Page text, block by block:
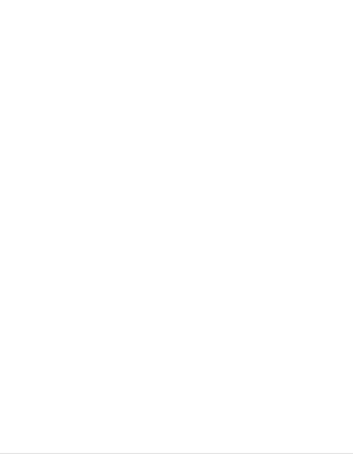
다. 특전도 1일 자유 이용권에 기재된 날짜에 한